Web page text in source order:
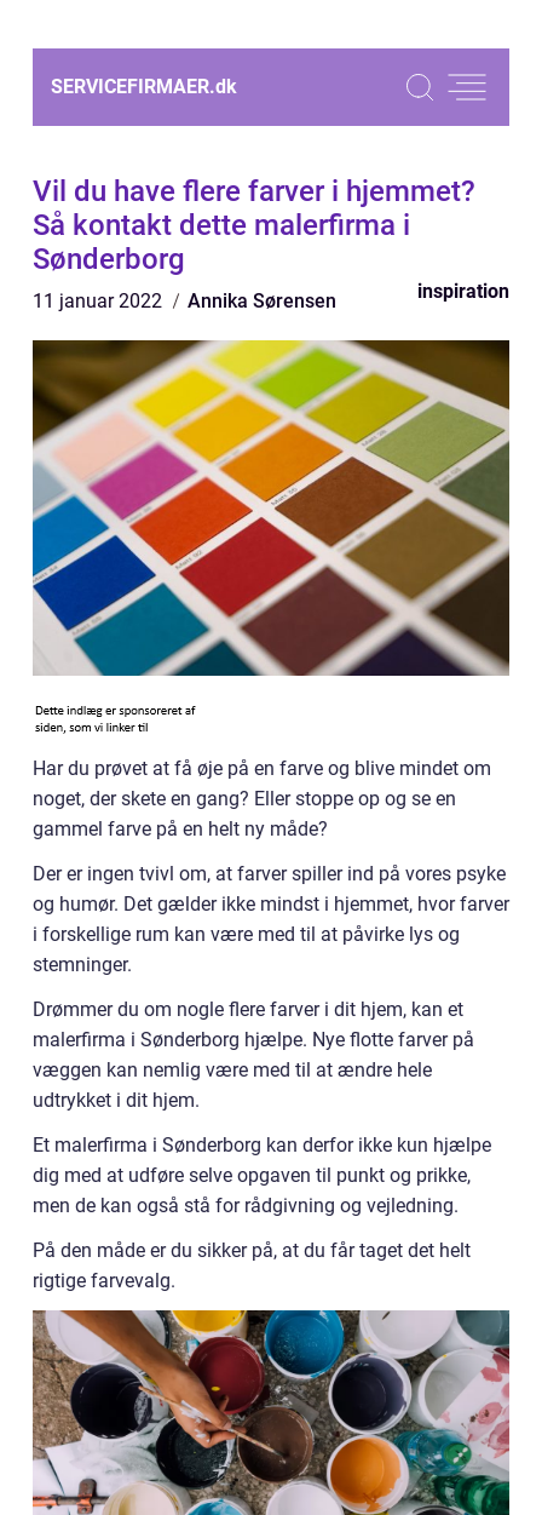
SERVICEFIRMAER.dk
Vil du have flere farver i hjemmet?
Så kontakt dette malerfirma i
Sønderborg
11 januar 2022 Annika Sørensen inspiration
Har du prøvet at få øje på en farve og blive mindet om
noget, der skete en gang? Eller stoppe op og se en
gammel farve på en helt ny måde?
Der er ingen tvivl om, at farver spiller ind på vores psyke
og humør. Det gælder ikke mindst i hjemmet, hvor farver
i forskellige rum kan være med til at påvirke lys og
stemninger.
Drømmer du om nogle flere farver i dit hjem, kan et
malerfirma i Sønderborg hjælpe. Nye flotte farver på
væggen kan nemlig være med til at ændre hele
udtrykket i dit hjem.
Et malerfirma i Sønderborg kan derfor ikke kun hjælpe
dig med at udføre selve opgaven til punkt og prikke,
men de kan også stå for rådgivning og vejledning.
På den måde er du sikker på, at du får taget det helt
rigtige farvevalg.